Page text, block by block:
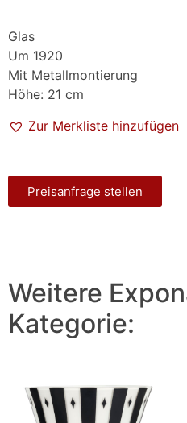
Glas
Um 1920
Mit Metallmontierung
Höhe: 21 cm
Zur Merkliste hinzufügen
Preisanfrage stellen
Weitere
Kategorie: